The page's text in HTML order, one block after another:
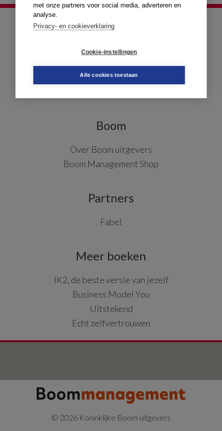
met onze partners voor social media, adverteren en
analyse.
Privacy- en cookieverklaring
Cookie-instellingen
Alle cookies toestaan
Management Impact
Management Impact
Nieuwsbrief Management Impact
Boom
Over Boom uitgevers
Boom Management Shop
Partners
Fabel
Meer boeken
IK2, de beste versie van jezelf
Business Model You
Uitstekend
Echt zelfvertrouwen
© 2026 Koninklijke Boom uitgevers